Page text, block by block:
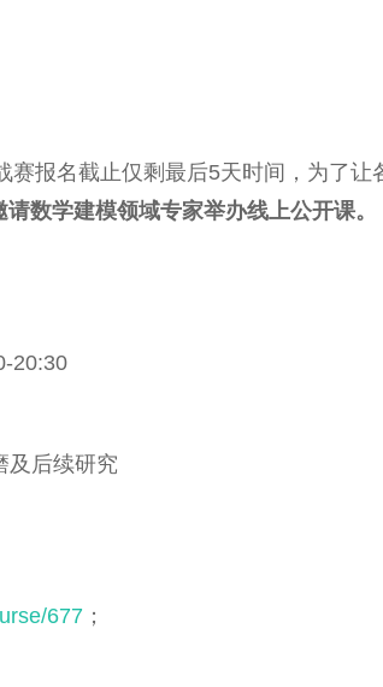
赛报名截止仅剩最后5天时间，为了让
请数学建模领域专家举办线上公开课。
20:30
及后续研究
677 ；